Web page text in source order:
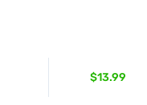
$13.99